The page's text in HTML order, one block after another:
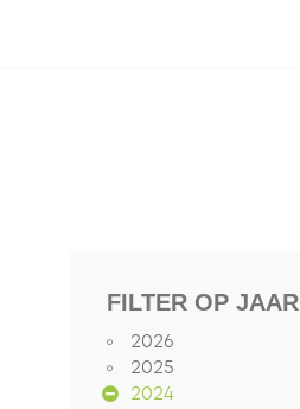
FILTER OP JAAR
2026
2025
2024